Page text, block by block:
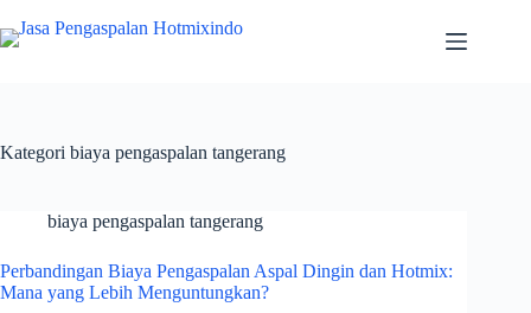
to
content
Kategori biaya pengaspalan tangerang
biaya pengaspalan tangerang
Perbandingan Biaya Pengaspalan Aspal Dingin dan Hotmix:
Mana yang Lebih Menguntungkan?